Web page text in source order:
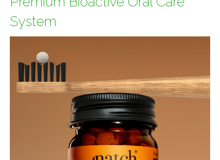
System